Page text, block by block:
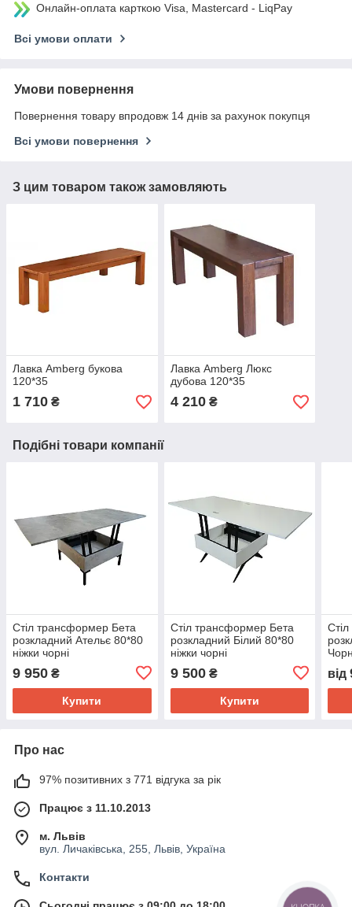
Онлайн-оплата карткою Visa, Mastercard - LiqPay
Всі умови оплати
Умови повернення
Повернення товару впродовж 14 днів за рахунок покупця
Всі умови повернення
З цим товаром також замовляють
Лавка Amberg букова
120*35
1 710 ₴
Лавка Amberg Люкс
дубова 120*35
4 210₴
Подібні товари компанії
Стіл трансформер Бета
розкладний Ательє 80*80
ніжки чорні
9 950 ₴
Купити
Стіл трансформер Бета
розкладний Білий 80*80
ніжки чорні
9 500₴
Купити
від
Про нас
97% позитивних з 771 відгука за рік
Працює з 11.10.2013
м. Львів
вул. Личаківська, 255, Львів, Україна
Контакти